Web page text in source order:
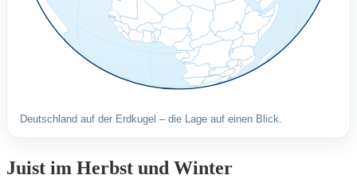
Deutschland auf der Erdkugel – die Lage auf einen Blick.
Juist im Herbst und Winter